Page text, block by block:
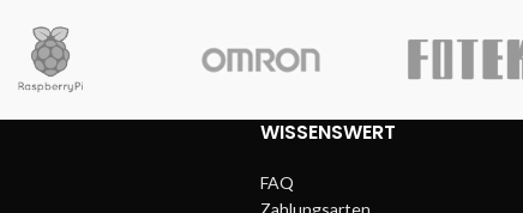
WISSENSWERT
FAQ
Zahlungsarten